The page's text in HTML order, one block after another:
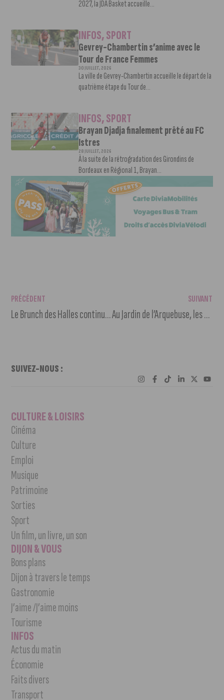
2027, la JDA Basket accueille...
INFOS,SPORT
Gevrey-Chambertin s’anime avec le
Tour de France Femmes
30 JUILLET, 2026
La ville de Gevrey-Chambertin accueille le départ de la
quatrième étape du Tour de...
INFOS,SPORT
Brayan Djadja finalement prêté au FC
Istres
28 JUILLET, 2026
À la suite de la rétrogradation des Girondins de
Bordeaux en Régional 1, Brayan...
PRÉCÉDENT
Le Brunch des Halles continue : découvrez le programme de juillet
SUIVANT
Au Jardin de l’Arquebuse, les Dijonnais profitent cet été de la nature autour de l’exposition temporaire « Vivants »
SUIVEZ-NOUS :
CULTURE & LOISIRS
Cinéma
Culture
Emploi
Musique
Patrimoine
Sorties
Sport
Un film, un livre, un son
DIJON & VOUS
Bons plans
Dijon à travers le temps
Gastronomie
J’aime /J’aime moins
Tourisme
INFOS
Actus du matin
Économie
Faits divers
Transport